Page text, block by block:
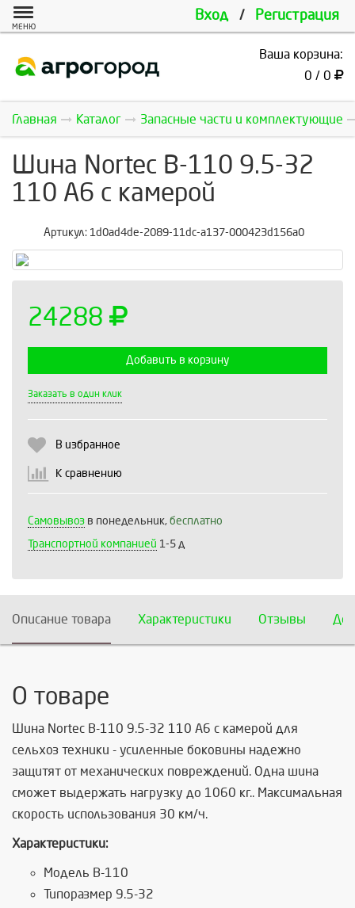
Вход / Регистрация
МЕНЮ
Ваша корзина:
0 / 0
Главная Каталог Запасные части и комплектующие
Шина Nortec В-110 9.5-32
110 A6 с камерой
Артикул: 1d0ad4de-2089-11dc-a137-000423d156a0
24288
Добавить в корзину
Заказать в один клик
В избранное
К сравнению
Самовывоз в понедельник, бесплатно
Транспортной компанией 1-5 д
Описание товара Характеристики Отзывы
О товаре
Шина Nortec В-110 9.5-32 110 A6 с камерой для
сельхоз техники - усиленные боковины надежно
защитят от механических повреждений. Одна шина
сможет выдержать нагрузку до 1060 кг.. Максимальная
скорость использования 30 км/ч.
Характеристики:
Модель В-110
Типоразмер 9.5-32